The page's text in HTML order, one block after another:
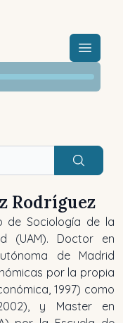
Menú
Buscar
Rodríguez
de Sociología de la
(UAM). Doctor en
de Madrid
por la propia
1997) como
y Master en